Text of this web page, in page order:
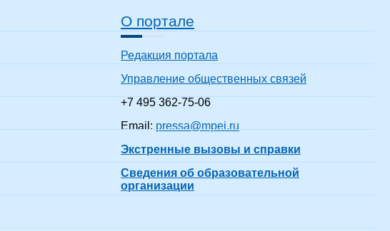
О портале
Редакция портала
Управление общественных связей
+7 495 362-75-06
Email: pressa@mpei.ru
Экстренные вызовы и справки
Сведения об образовательной
организации